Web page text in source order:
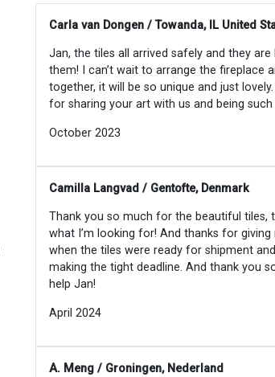
Carla van Dongen / Towanda, IL United
Jan, the tiles all arrived safely and they are
them! I can’t wait to arrange the fireplace
together, it will be so unique and just
for sharing your art with us and being
October 2023
Camilla Langvad / Gentofte, Denmark
Thank you so much for the beautiful tiles,
what I’m looking for! And thanks for giving
when the tiles were ready for shipment
making the tight deadline. And thank you
help Jan!
April 2024
A. Meng / Groningen, Nederland